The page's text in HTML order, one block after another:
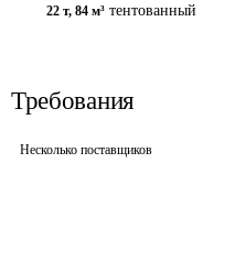
22 т, 84 м³ тентованный
Требования
Несколько поставщиков